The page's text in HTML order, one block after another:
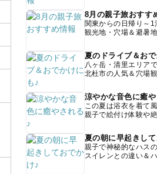
8月の親子旅おすす
関東からの日帰り～1
観光地・穴場＆避暑
夏のドライブ＆お
八ヶ岳・清里エリア
北杜市の人気＆穴場
涼やかな音色に癒
この夏は浴衣を着て
親子で絵付け体験や
夏の朝に早起きし
親子で神秘的なハス
スイレンとの違い＆